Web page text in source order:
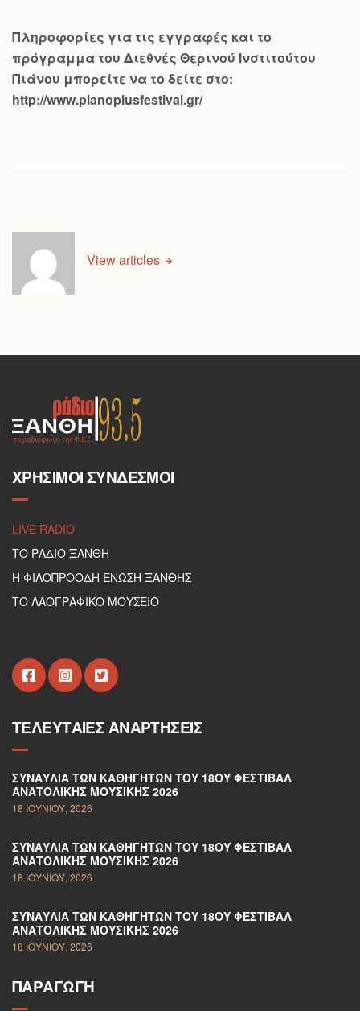
Πληροφορίες για τις εγγραφές και το
πρόγραμμα του Διεθνές Θερινού Ινστιτούτου
Πιάνου μπορείτε να το δείτε στο:
http://www.pianoplusfestival.gr/
View articles
ΧΡΉΣΙΜΟΙ ΣΎΝΔΕΣΜΟΙ
LIVE RADIO
ΤΟ ΡΑΔΙΟ ΞΑΝΘΗ
Η ΦΙΛΟΠΡΟΟΔΗ ΕΝΩΣΗ ΞΑΝΘΗΣ
ΤΟ ΛΑΟΓΡΑΦΙΚΟ ΜΟΥΣΕΙΟ
ΤΕΛΕΥΤΑΊΕΣ ΑΝΑΡΤΉΣΕΙΣ
ΣΥΝΑΥΛΊΑ ΤΩΝ ΚΑΘΗΓΗΤΏΝ ΤΟΥ 18ΟΥ ΦΕΣΤΙΒΆΛ
ΑΝΑΤΟΛΙΚΉΣ ΜΟΥΣΙΚΉΣ 2026
18 ΙΟΥΝΊΟΥ, 2026
ΣΥΝΑΥΛΊΑ ΤΩΝ ΚΑΘΗΓΗΤΏΝ ΤΟΥ 18ΟΥ ΦΕΣΤΙΒΆΛ
ΑΝΑΤΟΛΙΚΉΣ ΜΟΥΣΙΚΉΣ 2026
18 ΙΟΥΝΊΟΥ, 2026
ΣΥΝΑΥΛΊΑ ΤΩΝ ΚΑΘΗΓΗΤΏΝ ΤΟΥ 18ΟΥ ΦΕΣΤΙΒΆΛ
ΑΝΑΤΟΛΙΚΉΣ ΜΟΥΣΙΚΉΣ 2026
18 ΙΟΥΝΊΟΥ, 2026
ΠΑΡΑΓΩΓΉ